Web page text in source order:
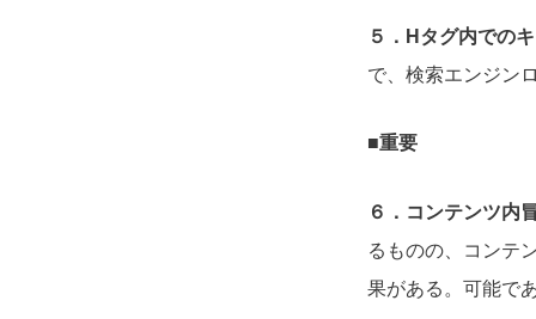
５．Hタグ内での
で、検索エンジン
■重要
６．コンテンツ内
るものの、コンテ
果がある。可能で